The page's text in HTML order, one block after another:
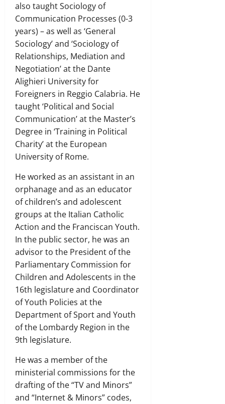
also taught Sociology of
Communication Processes (0-3
years) – as well as ‘General
Sociology’ and ‘Sociology of
Relationships, Mediation and
Negotiation’ at the Dante
Alighieri University for
Foreigners in Reggio Calabria. He
taught ‘Political and Social
Communication’ at the Master’s
Degree in ‘Training in Political
Charity’ at the European
University of Rome.
He worked as an assistant in an
orphanage and as an educator
of children’s and adolescent
groups at the Italian Catholic
Action and the Franciscan Youth.
In the public sector, he was an
advisor to the President of the
Parliamentary Commission for
Children and Adolescents in the
16th legislature and Coordinator
of Youth Policies at the
Department of Sport and Youth
of the Lombardy Region in the
9th legislature.
He was a member of the
ministerial commissions for the
drafting of the “TV and Minors”
and “Internet & Minors” codes,